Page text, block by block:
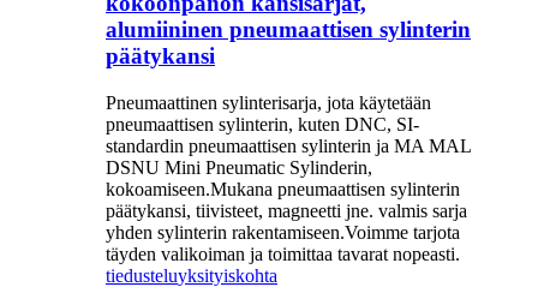
alumiininen pneumaattisen sylinterin
päätykansi
Pneumaattinen sylinterisarja, jota käytetään
pneumaattisen sylinterin, kuten DNC, SI-
standardin pneumaattisen sylinterin ja MA MAL
DSNU Mini Pneumatic Sylinderin,
kokoamiseen.Mukana pneumaattisen sylinterin
päätykansi, tiivisteet, magneetti jne. valmis sarja
yhden sylinterin rakentamiseen.Voimme tarjota
täyden valikoiman ja toimittaa tavarat nopeasti.
tiedusteluyksityiskohta